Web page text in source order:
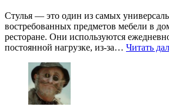
Стулья — это один из самых
востребованных предметов мебели в
ресторане. Они используются
постоянной нагрузке, из-за… Читать